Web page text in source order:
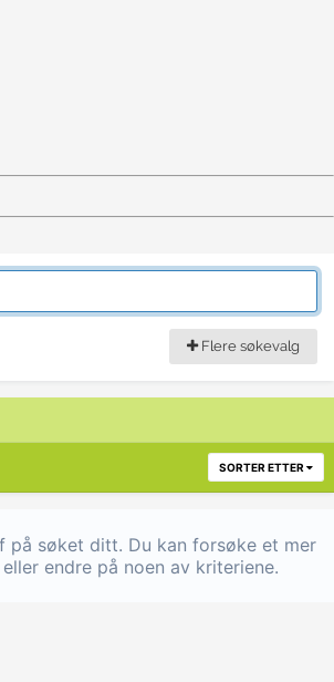
Flere søkevalg
SORTER ETTER
på søket ditt. Du kan forsøke et mer
endre på noen av kriteriene.